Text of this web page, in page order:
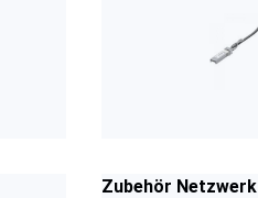
Zubehör Netzwerk